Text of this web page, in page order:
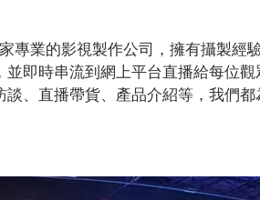
並即時串流到網上平台直播給每位
談、直播帶貨、產品介紹等，我們